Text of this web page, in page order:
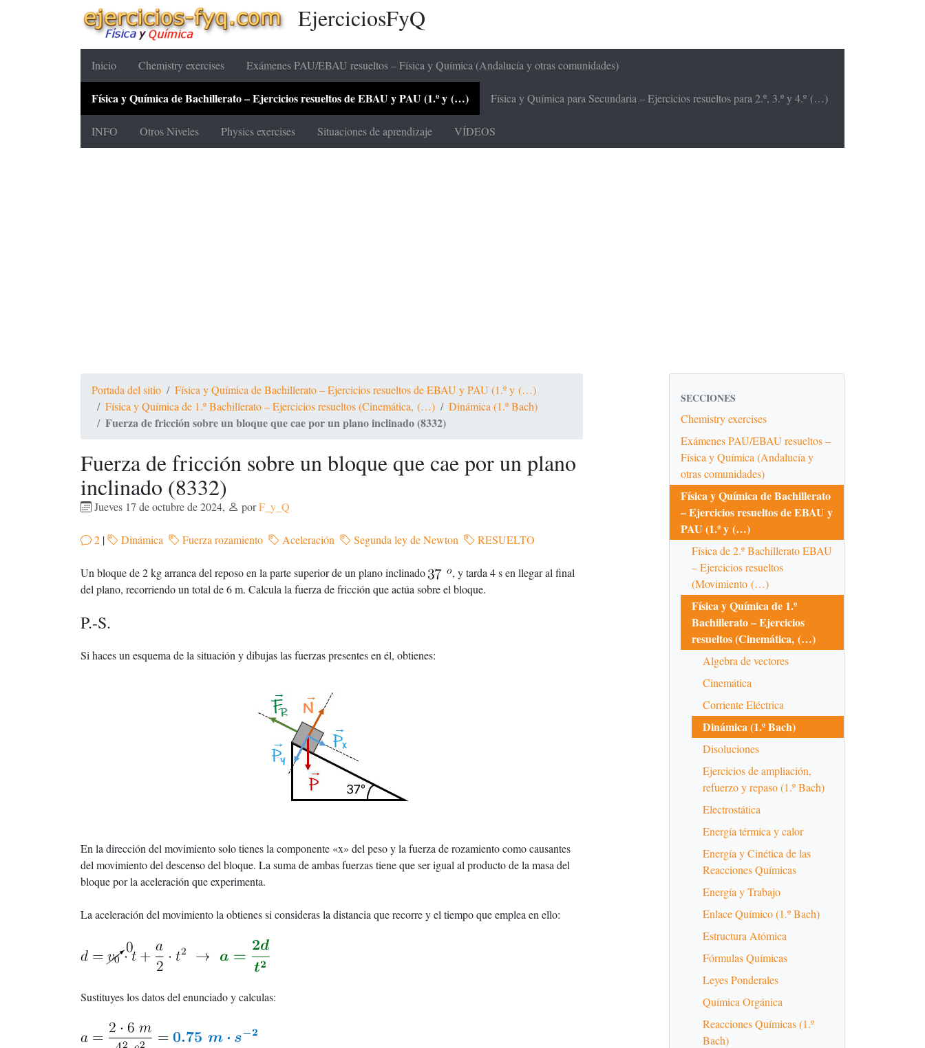
EjerciciosFyQ
Inicio Chemistry exercises Exámenes PAU/EBAU resueltos – Física y Química (Andalucía y otras comunidades)
Física y Química de Bachillerato – Ejercicios resueltos de EBAU y PAU (1.º y (…) Física y Química para Secundaria – Ejercicios resueltos para 2.º, 3.º y 4.º (…)
INFO Otros Niveles Physics exercises Situaciones de aprendizaje VÍDEOS
Portada del sitio
Física y Química de Bachillerato – Ejercicios resueltos de EBAU y PAU (1.º y (…)
Física y Química de 1.º Bachillerato – Ejercicios resueltos (Cinemática, (…)
Dinámica (1.º Bach)
Fuerza de fricción sobre un bloque que cae por un plano inclinado (8332)
Fuerza de fricción sobre un bloque que cae por un plano
inclinado (8332)
Jueves 17 de octubre de 2024, porF_y_Q
2 | Dinámica Fuerza rozamiento Aceleración Segunda ley de Newton RESUELTO
Un bloque de 2 kg arranca del reposo en la parte superior de un plano inclinado
, y tarda 4 s en llegar al final
del plano, recorriendo un total de 6 m. Calcula la fuerza de fricción que actúa sobre el bloque.
P.-S.
Si haces un esquema de la situación y dibujas las fuerzas presentes en él, obtienes:
En la dirección del movimiento solo tienes la componente «x» del peso y la fuerza de rozamiento como causantes
del movimiento del descenso del bloque. La suma de ambas fuerzas tiene que ser igual al producto de la masa del
bloque por la aceleración que experimenta.
La aceleración del movimiento la obtienes si consideras la distancia que recorre y el tiempo que emplea en ello:
Sustituyes los datos del enunciado y calculas:
SECCIONES
Chemistry exercises
Exámenes PAU/EBAU resueltos –
Física y Química (Andalucía y
otras comunidades)
Física y Química de Bachillerato
– Ejercicios resueltos de EBAU y
PAU (1.º y (…)
Física de 2.º Bachillerato EBAU
– Ejercicios resueltos
(Movimiento (…)
Física y Química de 1.º
Bachillerato – Ejercicios
resueltos (Cinemática, (…)
Algebra de vectores
Cinemática
Corriente Eléctrica
Dinámica (1.º Bach)
Disoluciones
Ejercicios de ampliación,
refuerzo y repaso (1.º Bach)
Electrostática
Energía térmica y calor
Energía y Cinética de las
Reacciones Químicas
Energía y Trabajo
Enlace Químico (1.º Bach)
Estructura Atómica
Fórmulas Químicas
Leyes Ponderales
Química Orgánica
Reacciones Químicas (1.º
Bach)